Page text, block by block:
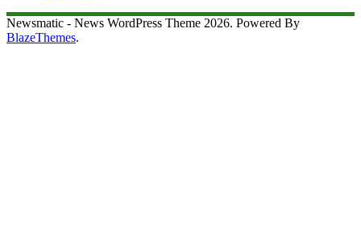
Newsmatic - News WordPress Theme 2026. Powered By
BlazeThemes.